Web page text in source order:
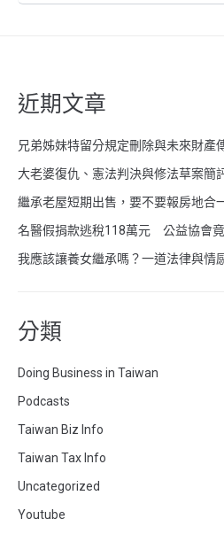
近期文章
兄弟姊妹特留分規定刪除與未來財產
大老婆復仇、憲法判決與修法草案簡
繼承老屋短期出售，要不要報房地合
名醫假捐款逃稅118萬元 公益協會
我應該讓養女繼承嗎？一道法律與情
分類
Doing Business in Taiwan
Podcasts
Taiwan Biz Info
Taiwan Tax Info
Uncategorized
Youtube